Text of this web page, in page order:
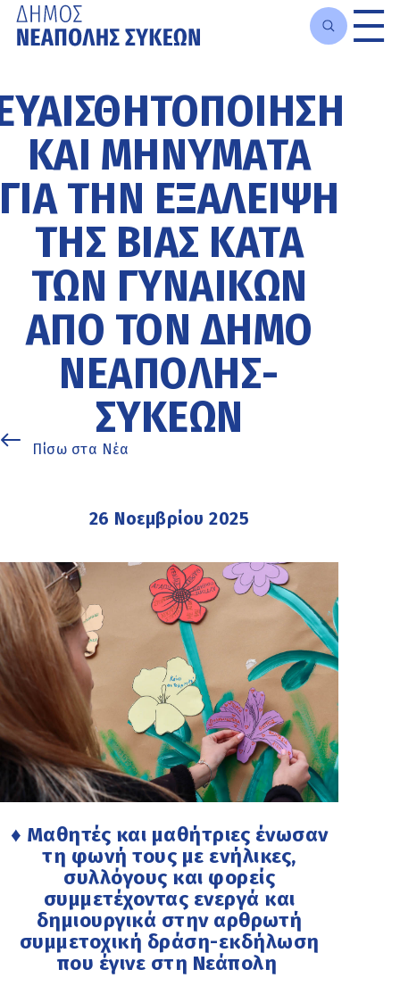
κυρίως
περιεχόμενο
ΚΑΙ ΜΗΝΎΜΑΤΑ
ΤΗΝ ΕΞΆΛΕΙΨΗ
ΤΗΣ ΒΊΑΣ ΚΑΤΆ
ΤΩΝ ΓΥΝΑΙΚΏΝ
ΑΠΌ ΤΟΝ ΔΉΜΟ
ΝΕΆΠΟΛΗΣ-
ΣΥΚΕΏΝ
Πίσω στα Νέα
26 Νοεμβρίου 2025
♦ Μαθητές και μαθήτριες ένωσαν
τη φωνή τους με ενήλικες,
συλλόγους και φορείς
συμμετέχοντας ενεργά και
δημιουργικά στην αρθρωτή
συμμετοχική δράση-εκδήλωση
που έγινε στη Νεάπολη